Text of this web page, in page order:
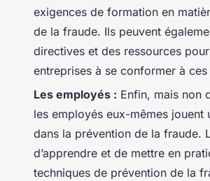
exigences de formation en
de la fraude. Ils peuvent
directives et des ressources
entreprises à se conformer à
Les employés : Enfin, mais non
les employés eux-mêmes jouent
dans la prévention de la fraude.
d’apprendre et de mettre en
techniques de prévention de la